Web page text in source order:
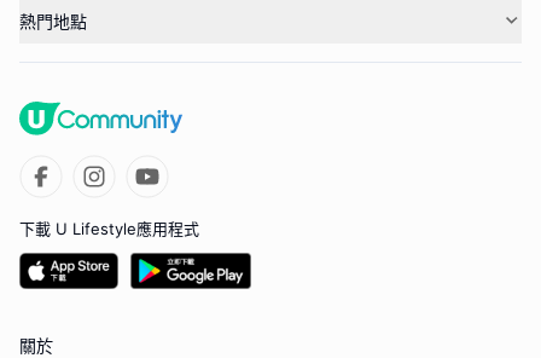
熱門地點
下載 U Lifestyle應用程式
關於